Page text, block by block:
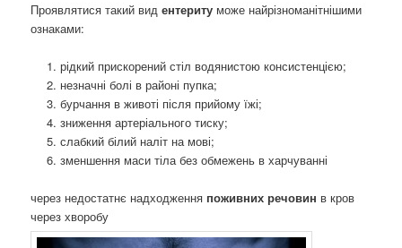
Проявлятися такий видентериту може найрізноманітнішими
ознаками:
рідкий прискорений стіл водянистою консистенцією;
незначні болі в районі пупка;
бурчання в животі після прийому їжі;
зниження артеріального тиску;
слабкий білий наліт на мові;
зменшення маси тіла без обмежень в харчуванні
через недостатнє надходження поживних речовин в кров
через хворобу